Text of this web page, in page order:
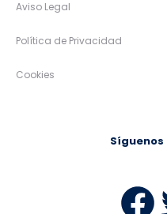
Aviso Legal
Política de Privacidad
Cookies
Síguenos